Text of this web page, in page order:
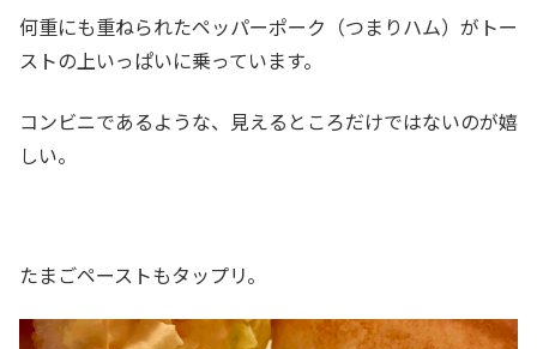
何重にも重ねられたペッパーポーク（つまりハム）がトー
ストの上いっぱいに乗っています。
コンビニであるような、見えるところだけではないのが嬉
しい。
たまごペーストもタップリ。